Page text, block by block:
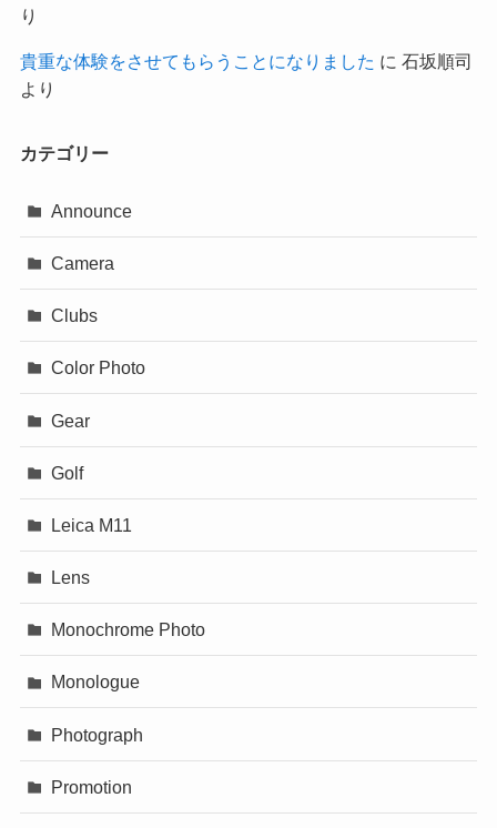
り
貴重な体験をさせてもらうことになりました に 石坂順司
より
カテゴリー
Announce
Camera
Clubs
Color Photo
Gear
Golf
Leica M11
Lens
Monochrome Photo
Monologue
Photograph
Promotion